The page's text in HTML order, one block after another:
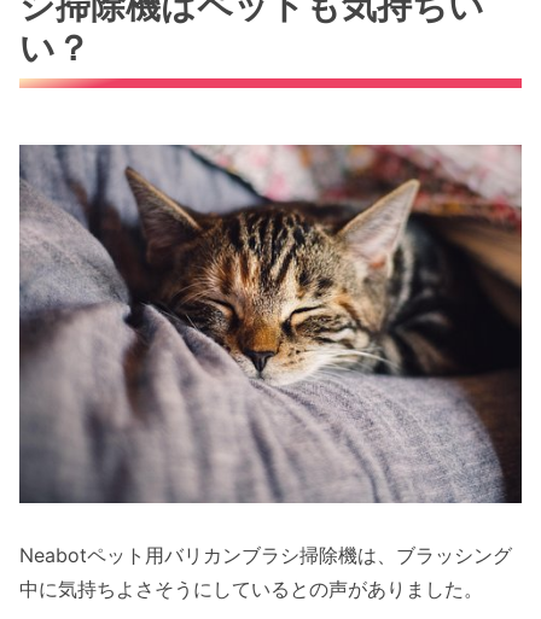
い？
Neabotペット用バリカンブラシ掃除機は、ブラッシング
中に気持ちよさそうにしているとの声がありました。